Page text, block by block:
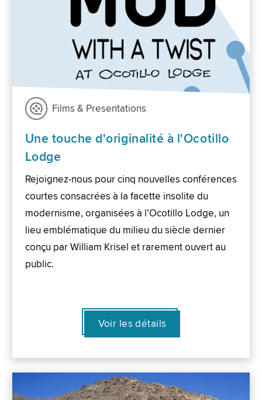
Films & Presentations
Une touche d'originalité à l'Ocotillo
Lodge
Rejoignez-nous pour cinq nouvelles conférences
courtes consacrées à la facette insolite du
modernisme, organisées à l’Ocotillo Lodge, un
lieu emblématique du milieu du siècle dernier
conçu par William Krisel et rarement ouvert au
public.
Voir les détails